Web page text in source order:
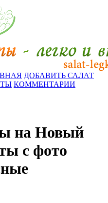
ДОБАВИТЬ САЛАТ
КОММЕНТАРИИ
на Новый
с фото